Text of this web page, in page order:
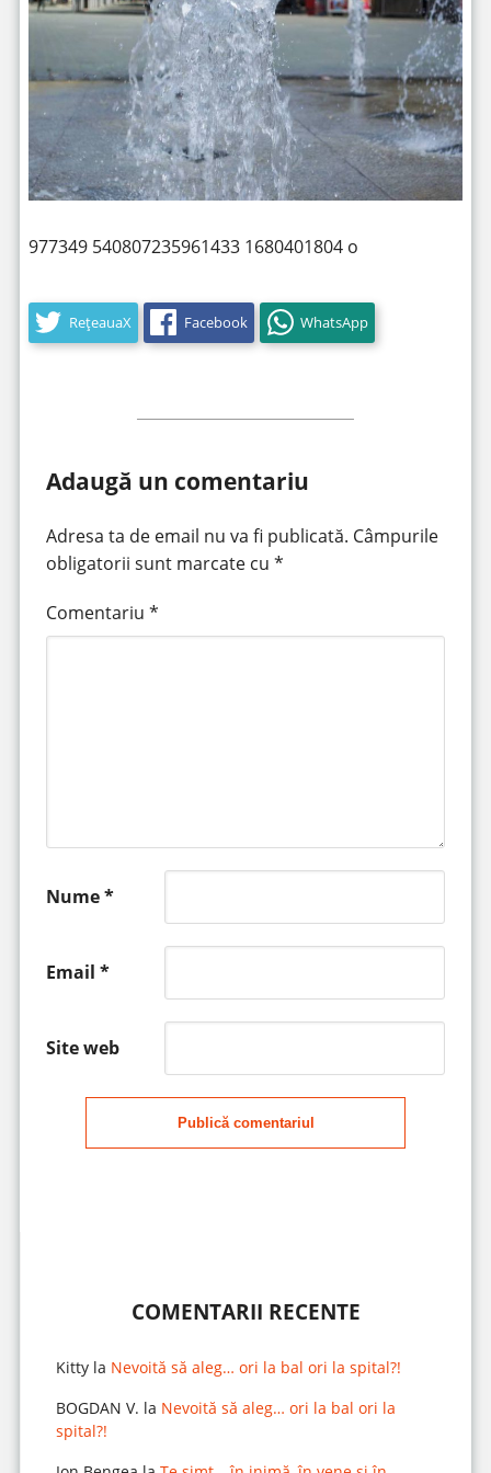
977349 540807235961433 1680401804 o
RețeauaX Facebook WhatsApp
Adaugă un comentariu
Adresa ta de email nu va fi publicată. Câmpurile
obligatorii sunt marcate cu *
Comentariu *
Nume*
Email *
Site web
Publică comentariul
COMENTARII RECENTE
Kittyla Nevoită să aleg… ori la bal ori la spital?!
BOGDAN V. la Nevoită să aleg… ori la bal ori la
spital?!